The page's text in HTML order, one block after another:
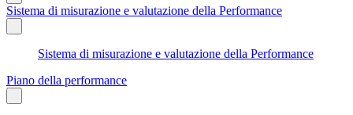
Sistema di misurazione e valutazione della Performance
Sistema di misurazione e valutazione della Performance
Piano della performance